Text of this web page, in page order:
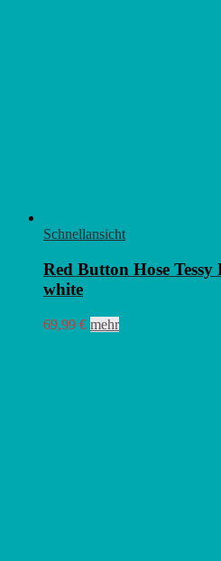
Schnellansicht
Red Button Hose
white
69,99 € mehrDieses